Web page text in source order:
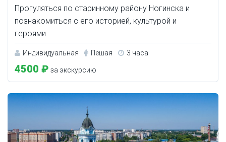
Прогуляться по старинному району Ногинска и
познакомиться с его историей, культурой и
героями.
Индивидуальная Пешая 3 часа
4500 ₽ за экскурсию